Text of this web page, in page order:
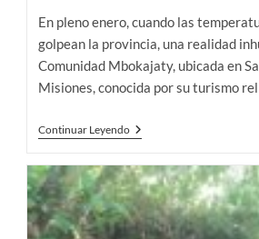
la
entrada:
entrada:
En pleno enero, cuando las
golpean la provincia, una realidad
Comunidad Mbokajaty, ubicada en
Misiones, conocida por su turismo
Continuar Leyendo𝑳𝒂
𝒔𝒆𝒅
𝒔𝒆
𝒕𝒐𝒎𝒂
𝒗𝒂𝒄𝒂𝒄𝒊𝒐𝒏𝒆𝒔:
𝒖𝒏
𝒍𝒍𝒂𝒎𝒂𝒅𝒐